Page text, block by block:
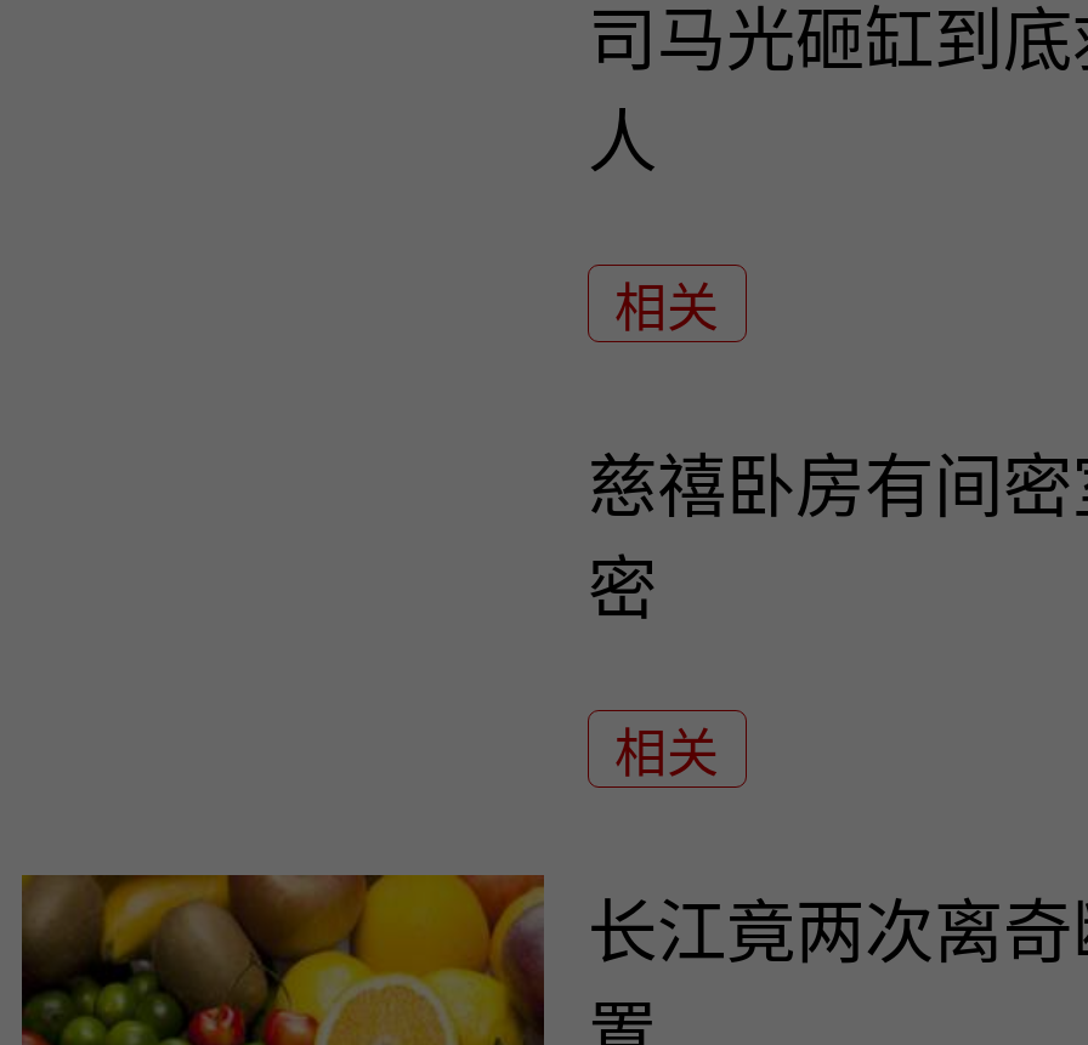
司马光砸缸到
人
相关
慈禧卧房有间
密
相关
长江竟两次离